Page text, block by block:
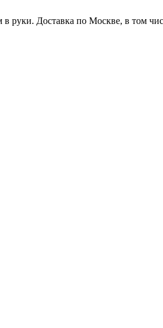
руки. Доставка по Москве, в том